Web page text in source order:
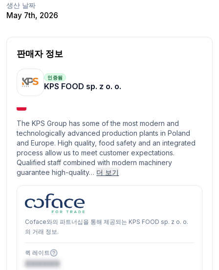
생산 날짜
May 7th, 2026
판매자 정보
인증됨
KPS FOOD sp. z o. o.
The KPS Group has some of the most modern and
technologically advanced production plants in Poland
and Europe. High quality, food safety and an integrated
process allow us to meet customer expectations.
Qualified staff combined with modern machinery
guarantee high-quality… 더 보기
Coface와의 파트너십을 통해 제공되는 KPS FOOD sp. z o. o.
의 거래 정보.
퀵 레이트
XXXXXX